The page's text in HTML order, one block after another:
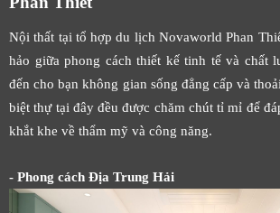
Nội thất tại tổ hợp du lịch Novaworld Phan
hảo giữa phong cách thiết kế tinh tế và chất
đến cho bạn không gian sống đẳng cấp và
biệt thự tại đây đều được chăm chút tỉ mỉ để
khắt khe về thẩm mỹ và công năng.
- Phong cách Địa Trung Hải